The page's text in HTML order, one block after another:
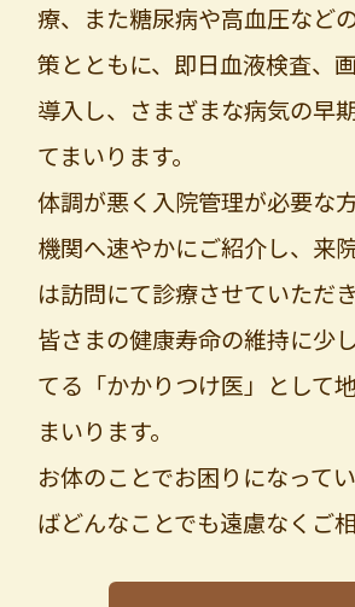
療、また糖尿病や高血圧など
策とともに、即日血液検査、
導入し、さまざまな病気の早
てまいります。
体調が悪く入院管理が必要な
機関へ速やかにご紹介し、来
は訪問にて診療させていただき
皆さまの健康寿命の維持に少
てる「かかりつけ医」として
まいります。
お体のことでお困りになって
ばどんなことでも遠慮なくご